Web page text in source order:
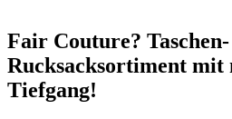
Fair Couture?
Rucksacksortiment mit
Tiefgang!